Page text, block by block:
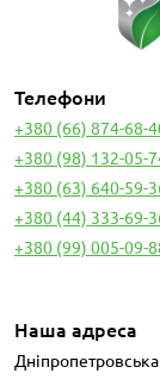
Телефони
+380 (66) 874-68-
+380 (98) 132-05-
+380 (63) 640-59-
+380 (44) 333-69-
+380 (99) 005-09-
Наша адреса